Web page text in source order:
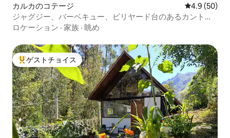
カルカのコテージ レビュー50
4.9 (50)
ジャグジー、バーベキュー、ビリヤード台のあるカントリ
ーハウス
ロケーション · 家族 · 眺め
大好評のゲストチョイスです。
ゲストチョイス